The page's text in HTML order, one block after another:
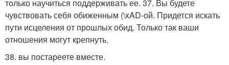
только научиться поддерживать ее. 37. Вы будете
чувствовать себя обиженным (\xAD-ой. Придется искать
пути исцеления от прошлых обид. Только так ваши
отношения могут крепнуть.
38. вы постареете вместе.